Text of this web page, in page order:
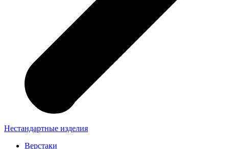
Нестандартные изделия
Верстаки